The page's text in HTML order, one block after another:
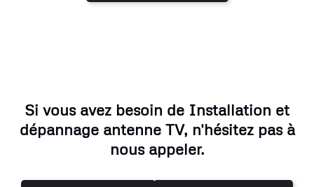
Si vous avez besoin de Installation et
dépannage antenne TV, n'hésitez pas à
nous appeler.